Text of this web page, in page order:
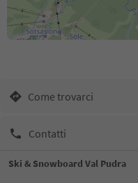
Come trovarci
Contatti
Ski & Snowboard Val Pudra